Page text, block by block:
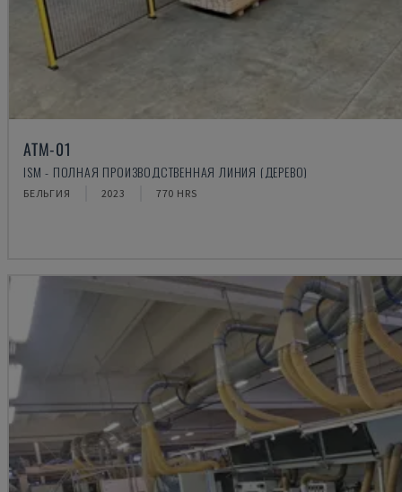
ATM-01
ISM - ПОЛНАЯ ПРОИЗВОДСТВЕННАЯ ЛИНИЯ (ДЕРЕВО)
БЕЛЬГИЯ 2023 770 HRS